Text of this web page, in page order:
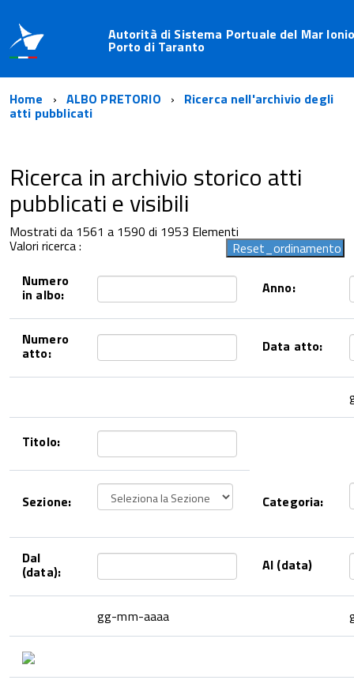
Autorità di Sistema Portuale del Mar
Porto di Taranto
Home ALBO PRETORIO Ricerca nell'archivio degli
atti pubblicati
Ricerca in archivio storico atti
pubblicati e visibili
Mostrati da 1561 a 1590 di 1953 Elementi
Valori ricerca :
Numero
in albo: Anno:
Numero
atto: Data atto:
Titolo:
Sezione: Categoria:
Dal
(data): Al (data)
gg-mm-aaaa